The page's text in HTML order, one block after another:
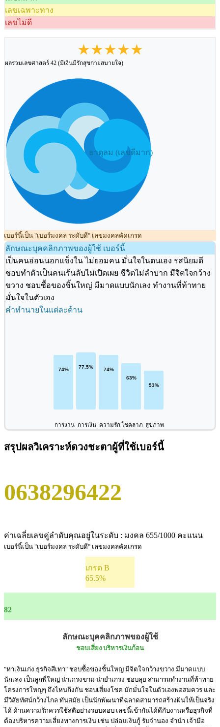
เลขเฉพาะทาง
เลขไม่ดี
★★★★★
ผลรวมเลขศาสตร์ 42 (มีเงินมีรักสุขกายสบายใจ)
ธาตุลม (เลขดีมาก)
เบอร์นี้เป็น "เบอร์มงคล ระดับดี" เลขมงคลคัดเกรด
ลักษณะบุคคลิกภาพของผู้ใช้ เบอร์นี้
เป็นคนอ่อนนอกแข็งใน ไม่ยอมคน มั่นใจในตนเอง รสนิยมดี
ชอบทำตัวเป็นคนเร้นลับไม่เปิดเผย ชีวิตไม่ลำบาก มีจิตใจกว้าง
ขวาง ชอบซื้อของชิ้นใหญ่ มีมาดแบบนักเลง ทำงานที่ท้าทาย
มั่นใจในตัวเอง
คำทำนายในแต่ละด้าน
การงาน การเงิน ความรักโชคลาภ สุขภาพ
สรุปผลวิเคราะห์ดวงชะตาผู้ที่ใช้เบอร์นี้
0638296422
ค่าเฉลี่ยเลขคู่ลำดับคุณอยู่ในระดับ : มงคล 655/1000 คะแนน
เบอร์นี้เป็น "เบอร์มงคล ระดับดี" เลขมงคลคัดเกรด
เกรด B
65.5%
82
ลักษณะบุคคลิกภาพของผู้ใช้
ชอบเสี่ยง บริหารเงินก้อน
"หาเงินเก่ง ธุรกิจสีเทา" ชอบซื้อของชิ้นใหญ่ มีจิตใจกว้างขวาง มีมาดแบบ
นักเลง เป็นลูกพี่ใหญ่ น่าเกรงขาม น่ายำเกรง ชอบลุย สามารถทำงานที่ท้าทาย
โครงการใหญ่ๆ ถึงไหนถึงกัน ชอบเสี่ยงโชค มักมั่นใจในตัวเองพอสมควร และ
มีวิสัยทัศน์กว้างไกล ทันสมัย เป็นนักพัฒนาที่ฉลาดสามารถสร้างฝันให้เป็นจริง
ได้ ด้านความรักควรใช้สติอย่างรอบคอบ เลขนี้เข้ากันได้ดีกับงานหรือธุรกิจที่
ต้องบริหารความเสี่ยงทางการเงิน เช่น ปล่อยเงินกู้ รับจำนอง จำนำ เจ้ามือ